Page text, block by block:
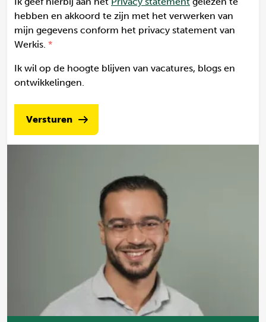
hebben en akkoord te zijn met het verwerken van
mijn gegevens conform het privacy statement van
Werkis.
Ik wil op de hoogte blijven van vacatures, blogs en
ontwikkelingen.
Versturen